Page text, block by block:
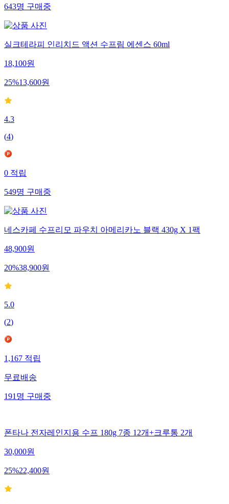
643명 구매중
실크테라피 인리치드 액션 수프림 에센스 60ml
18,100원
25%13,600원
4.3
(4)
0 적립
549명 구매중
네스카페 수프리모 파우치 아메리카노 블랙 430g X 1팩
48,900원
20%38,900원
5.0
(2)
1,167 적립
무료배송
191 명 구매중
폰타나 전자레인지용 수프 180g 7종 12개+크루통 2개
30,000원
25%22,400원